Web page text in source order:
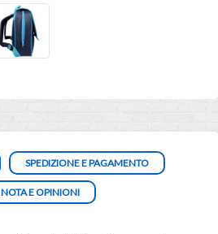
SPEDIZIONE E PAGAMENTO
NOTA E OPINIONI